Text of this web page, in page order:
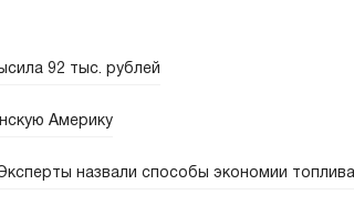
92 тыс. рублей
Америку
назвали способы экономии топлива